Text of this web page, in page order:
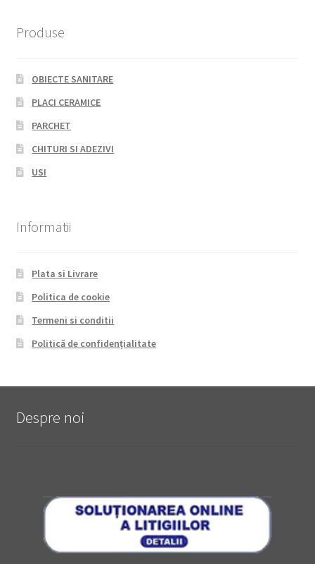
Produse
OBIECTE SANITARE
PLACI CERAMICE
PARCHET
CHITURI SI ADEZIVI
USI
Informatii
Plata si Livrare
Politica de cookie
Termeni si conditii
Politică de confidențialitate
Despre noi